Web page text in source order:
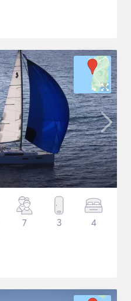
7 3 4